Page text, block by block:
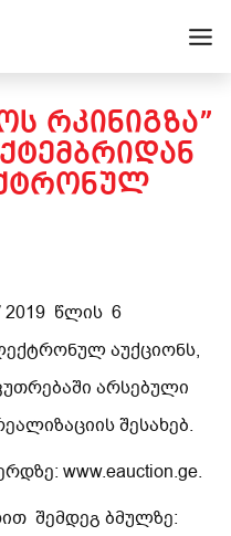
ᲠᲙᲘᲜᲘᲒᲖᲐ”
2019 წლის 6
აუქციონს,
არსებული
შესახებ.
www.eauction.ge.
შემდეგ ბმულზე: